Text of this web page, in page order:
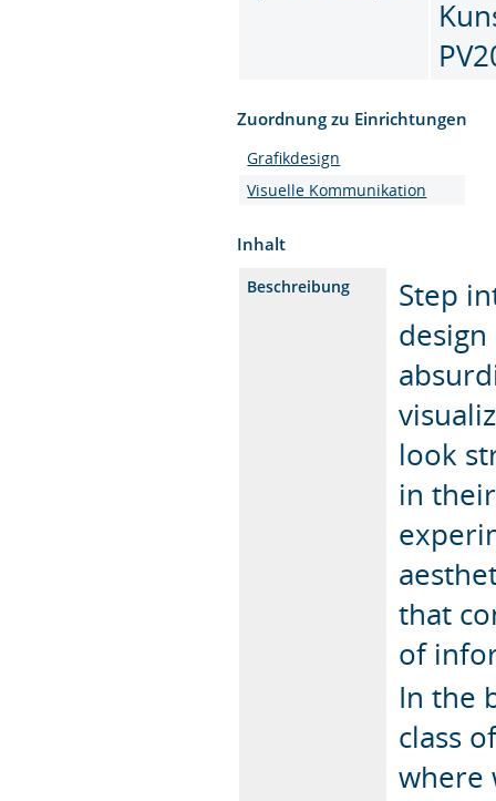
Zuordnung zu Einrichtungen
Grafikdesign
Visuelle Kommunikation
Inhalt
Beschreibung
Step
look
in
that
of
In the
class
where